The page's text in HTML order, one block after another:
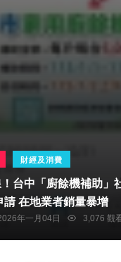
財經及消費
台中「廚餘機補助」
天逾4000戶申請 在地業者銷量暴增
年一月04日 3,076 觀